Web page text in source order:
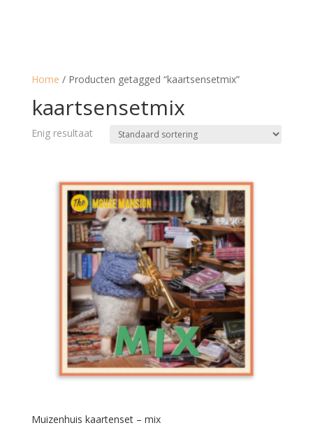
Home / Producten getagged “kaartsensetmix”
kaartsensetmix
Enig resultaat
Muizenhuis kaartenset – mix